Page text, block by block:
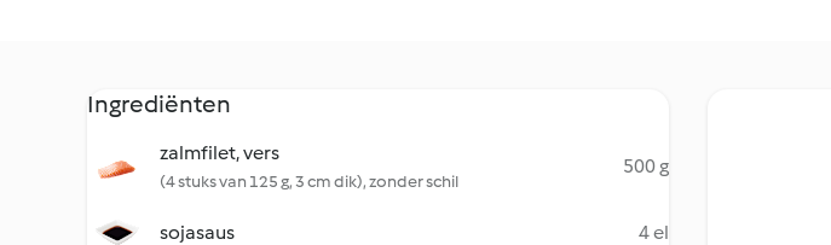
Ingrediënten
zalmfilet, vers
(4 stuks van 125 g, 3 cm dik), zonder schil
500 g
sojasaus 4 el